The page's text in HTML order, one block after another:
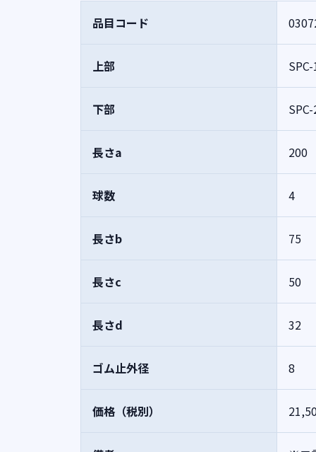
品目コード
上部
下部
長さa 200
球数 4
長さb 75
長さc 50
長さd 32
ゴム止外径 8
価格（税別）